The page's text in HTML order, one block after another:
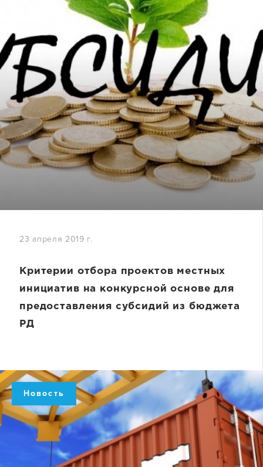
23 апреля 2019 г.
Критерии отбора проектов местных
инициатив на конкурсной основе для
предоставления субсидий из бюджета
РД
Новость